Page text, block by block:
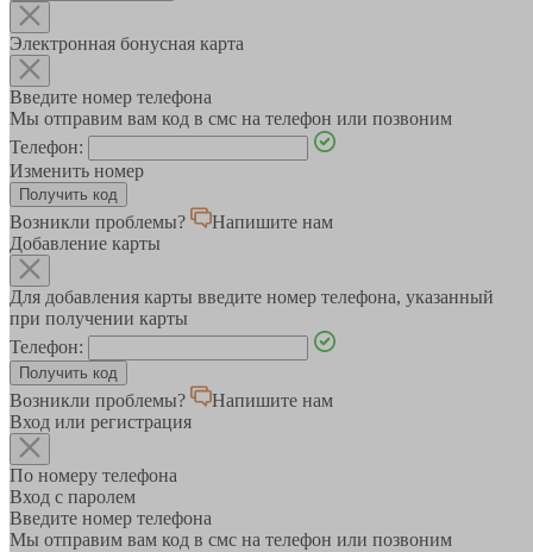
Электронная бонусная карта
Введите номер телефона
Мы отправим вам код в смс на телефон или позвоним
Телефон:
Изменить номер
Возникли проблемы?
Напишите нам
Добавление карты
Для добавления карты введите номер телефона, указанный
при получении карты
Телефон:
Возникли проблемы?
Напишите нам
Вход или регистрация
По номеру телефона
Вход с паролем
Введите номер телефона
Мы отправим вам код в смс на телефон или позвоним